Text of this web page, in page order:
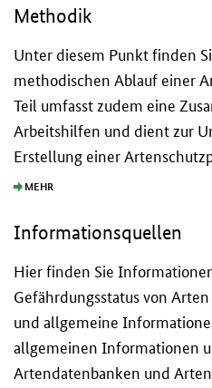
Methodik
Unter diesem Punkt finden
methodischen Ablauf einer
Teil umfasst zudem eine
Arbeitshilfen und dient zur
Erstellung einer
MEHR
Informationsquellen
Hier finden Sie
Gefährdungsstatus von
und allgemeine
allgemeinen Informationen
Artendatenbanken und